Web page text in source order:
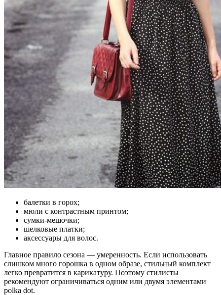
балетки в горох;
мюли с контрастным принтом;
сумки-мешочки;
шелковые платки;
аксессуары для волос.
Главное правило сезона — умеренность. Если использовать
слишком много горошка в одном образе, стильный комплект
легко превратится в карикатуру. Поэтому стилисты
рекомендуют ограничиваться одним или двумя элементами
polka dot.